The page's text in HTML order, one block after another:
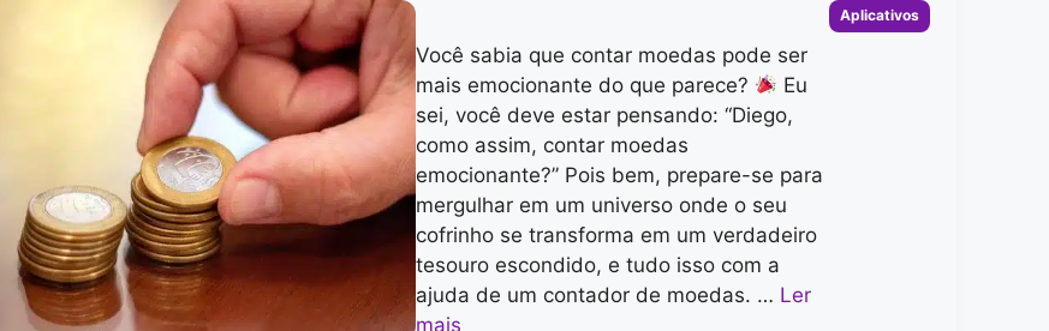
Você sabia que contar moedas pode ser
mais emocionante do que parece?
Eu
sei, você deve estar pensando: “Diego,
como assim, contar moedas
emocionante?” Pois bem, prepare-se para
mergulhar em um universo onde o seu
cofrinho se transforma em um verdadeiro
tesouro escondido, e tudo isso com a
ajuda de um contador de moedas. … Ler
mais
Categorias
Aplicativos